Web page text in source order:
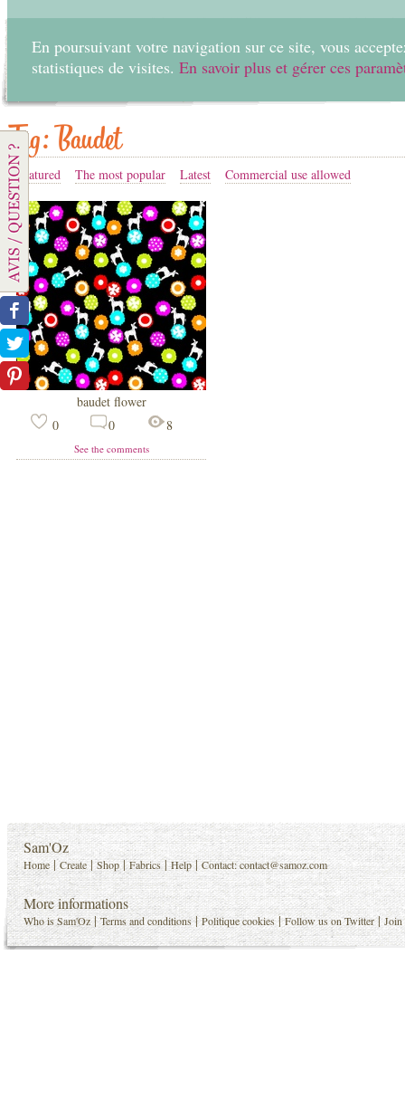
En poursuivant votre navigation sur ce site, vous
statistiques de visites. En savoir plus et gérer ces
Tag: Baudet
Featured The most popular Latest Commercial use allowed
baudet flower
0
0 8
See the comments
Sam'Oz
Home |Create |Shop |Fabrics |Help |Contact:contact@samoz.com
More informations
Who is Sam'Oz |Terms and conditions |Politique cookies |Follow us on Twitter |Join